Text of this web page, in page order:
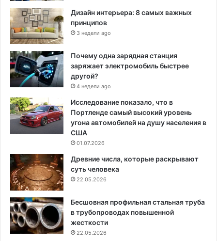
Дизайн интерьера: 8 самых важных
принципов
3 недели ago
Почему одна зарядная станция
заряжает электромобиль быстрее
другой?
4 недели ago
Исследование показало, что в
Портленде самый высокий уровень
угона автомобилей на душу населения в
США
01.07.2026
Древние числа, которые раскрывают
суть человека
22.05.2026
Бесшовная профильная стальная труба
в трубопроводах повышенной
жесткости
22.05.2026